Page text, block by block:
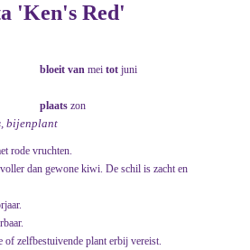
'Ken's Red'
bloeit van mei tot juni
plaats zon
bijenplant
rode vruchten.
dan gewone kiwi. De schil is zacht en
zelfbestuivende plant erbij vereist.